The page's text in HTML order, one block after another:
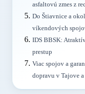
asfaltovú zmes z
Do Štiavnice a
víkendových
IDS BBSK:
prestup
Viac spojov a
dopravu v Tajove